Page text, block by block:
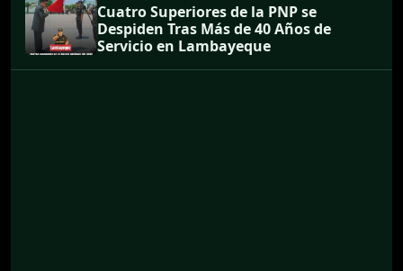
Cuatro Superiores de la PNP se
Despiden Tras Más de 40 Años de
Servicio en Lambayeque